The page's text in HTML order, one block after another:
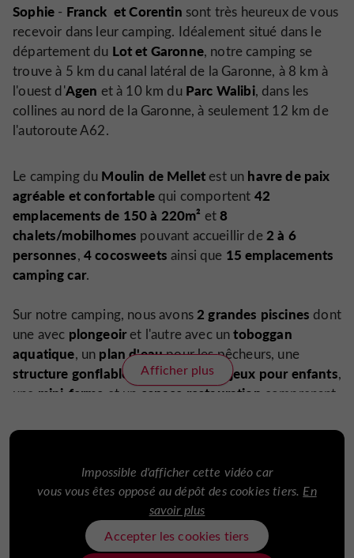
Sophie - Franck et Corentin sont très heureux de vous
recevoir dans leur camping. Idéalement situé dans le
département du Lot et Garonne, notre camping se
trouve à 5 km du canal latéral de la Garonne, à 8 km à
l'ouest d'Agen et à 10 km duParc Walibi, dans les
collines au nord de la Garonne, à seulement 12 km de
l'autoroute A62.
Le camping du Moulin de Melletest un havre de paix
agréable et confortablequi comportent 42
emplacements de 150 à 220m² et8
chalets/mobilhomes pouvant accueillir de2 à 6
personnes, 4 cocosweets ainsi que 15 emplacements
camping car.
Sur notre camping, nous avons2 grandes piscines dont
une avec plongeoiret l'autre avec untoboggan
aquatique, un plan d'eaupour les pêcheurs, une
structure gonflable et de nombreux jeux pour enfants,
une mini-ferme et un espace restauration comprenant
pizzéria, glaces.
Afficher plus
Impossible d'afficher cette vidéo car
vous vous êtes opposé au dépôt des cookies tiers. En
savoir plus
Accepter les cookies tiers